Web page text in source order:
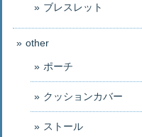
ブレスレット
other
ポーチ
クッションカバー
ストール